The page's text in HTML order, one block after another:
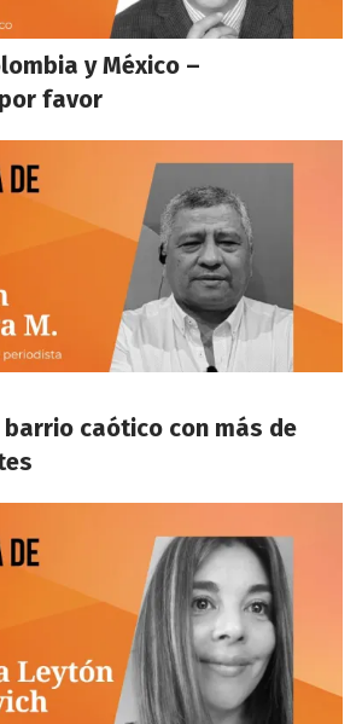
y México –
favor
caótico con más de